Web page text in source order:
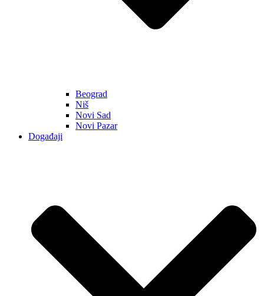
Beograd
Niš
Novi Sad
Novi Pazar
Događaji